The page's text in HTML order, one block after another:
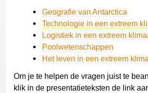
Geografie van Antarctica
Technologie in een extreem
Logistiek in een extreem
Poolwetenschappen
Het leven in een extreem
Om je te helpen de vragen juist te
klik in de presentatieteksten de link